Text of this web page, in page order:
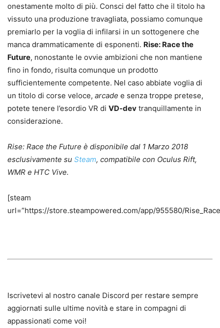
onestamente molto di più. Consci del fatto che il titolo ha
vissuto una produzione travagliata, possiamo comunque
premiarlo per la voglia di infilarsi in un sottogenere che
manca drammaticamente di esponenti. Rise: Race the
Future, nonostante le ovvie ambizioni che non mantiene
fino in fondo, risulta comunque un prodotto
sufficientemente competente. Nel caso abbiate voglia di
un titolo di corse veloce, arcade e senza troppe pretese,
potete tenere l’esordio VR di VD-dev tranquillamente in
considerazione.
Rise: Race the Future è disponibile dal 1 Marzo 2018
esclusivamente su Steam, compatibile con Oculus Rift,
WMR e HTC Vive.
[steam
url=”https://store.steampowered.com/app/955580/
Iscrivetevi al nostro canale Discord per restare sempre
aggiornati sulle ultime novità e stare in compagni di
appassionati come voi!